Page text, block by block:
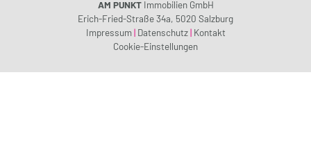
AM PUNKTImmobilien GmbH
Erich-Fried-Straße 34a, 5020 Salzburg
Impressum | Datenschutz | Kontakt
Cookie-Einstellungen